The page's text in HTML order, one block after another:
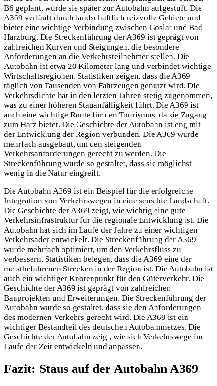
B6 geplant, wurde sie später zur Autobahn aufgestuft. Die
A369 verläuft durch landschaftlich reizvolle Gebiete und
bietet eine wichtige Verbindung zwischen Goslar und Bad
Harzburg. Die Streckenführung der A369 ist geprägt von
zahlreichen Kurven und Steigungen, die besondere
Anforderungen an die Verkehrsteilnehmer stellen. Die
Autobahn ist etwa 20 Kilometer lang und verbindet wichtige
Wirtschaftsregionen. Statistiken zeigen, dass die A369
täglich von Tausenden von Fahrzeugen genutzt wird. Die
Verkehrsdichte hat in den letzten Jahren stetig zugenommen,
was zu einer höheren Stauanfälligkeit führt. Die A369 ist
auch eine wichtige Route für den Tourismus, da sie Zugang
zum Harz bietet. Die Geschichte der Autobahn ist eng mit
der Entwicklung der Region verbunden. Die A369 wurde
mehrfach ausgebaut, um den steigenden
Verkehrsanforderungen gerecht zu werden. Die
Streckenführung wurde so gestaltet, dass sie möglichst
wenig in die Natur eingreift.
Die Autobahn A369 ist ein Beispiel für die erfolgreiche
Integration von Verkehrswegen in eine sensible Landschaft.
Die Geschichte der A369 zeigt, wie wichtig eine gute
Verkehrsinfrastruktur für die regionale Entwicklung ist. Die
Autobahn hat sich im Laufe der Jahre zu einer wichtigen
Verkehrsader entwickelt. Die Streckenführung der A369
wurde mehrfach optimiert, um den Verkehrsfluss zu
verbessern. Statistiken belegen, dass die A369 eine der
meistbefahrenen Strecken in der Region ist. Die Autobahn ist
auch ein wichtiger Knotenpunkt für den Güterverkehr. Die
Geschichte der A369 ist geprägt von zahlreichen
Bauprojekten und Erweiterungen. Die Streckenführung der
Autobahn wurde so gestaltet, dass sie den Anforderungen
des modernen Verkehrs gerecht wird. Die A369 ist ein
wichtiger Bestandteil des deutschen Autobahnnetzes. Die
Geschichte der Autobahn zeigt, wie sich Verkehrswege im
Laufe der Zeit entwickeln und anpassen.
Fazit: Staus auf der Autobahn A369